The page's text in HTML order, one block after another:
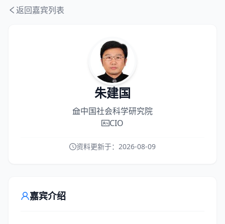
返回嘉宾列表
朱建国
中国社会科学研究院
CIO
资料更新于： 2026-08-09
嘉宾介绍